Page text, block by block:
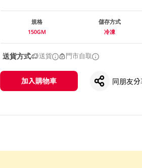
規格
150GM
儲存方式
冷凍
送貨方式 送貨 門市自取
加入購物車 同朋友